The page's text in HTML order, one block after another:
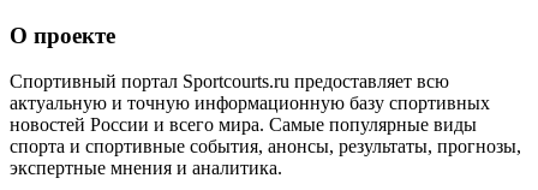
О проекте
Спортивный портал Sportcourts.ru предоставляет всю
актуальную и точную информационную базу спортивных
новостей России и всего мира. Самые популярные виды
спорта и спортивные события, анонсы, результаты, прогнозы,
экспертные мнения и аналитика.